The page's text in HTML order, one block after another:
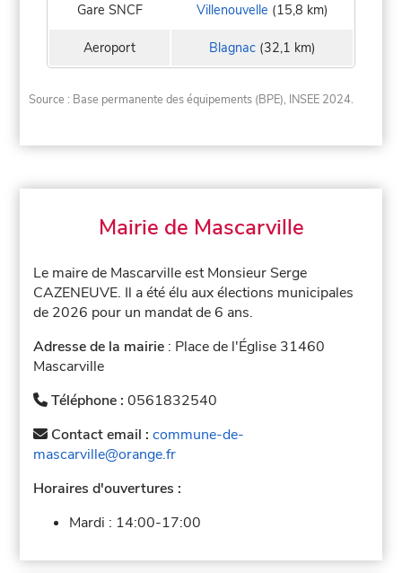
Gare SNCF Villenouvelle (15,8 km)
Aeroport Blagnac(32,1 km)
Source : Base permanente des équipements (BPE), INSEE 2024.
Mairie de Mascarville
Le maire de Mascarville est Monsieur Serge
CAZENEUVE. Il a été élu aux élections municipales
de 2026 pour un mandat de 6 ans.
Adresse de la mairie : Place de l'Église 31460
Mascarville
Téléphone :0561832540
Contact email :commune-de-
mascarville@orange.fr
Horaires d'ouvertures :
Mardi : 14:00-17:00